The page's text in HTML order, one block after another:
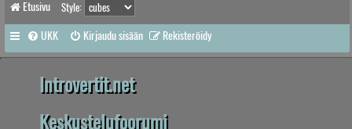
Etusivu Style:
UKK Kirjaudu sisään Rekisteröidy
Introvertit.net
Keskustelufoorumi